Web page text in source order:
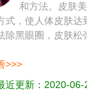
和方法。皮肤
，使人体皮肤达
除黑眼圈，皮肤松
>>>
近更新：2020-06-